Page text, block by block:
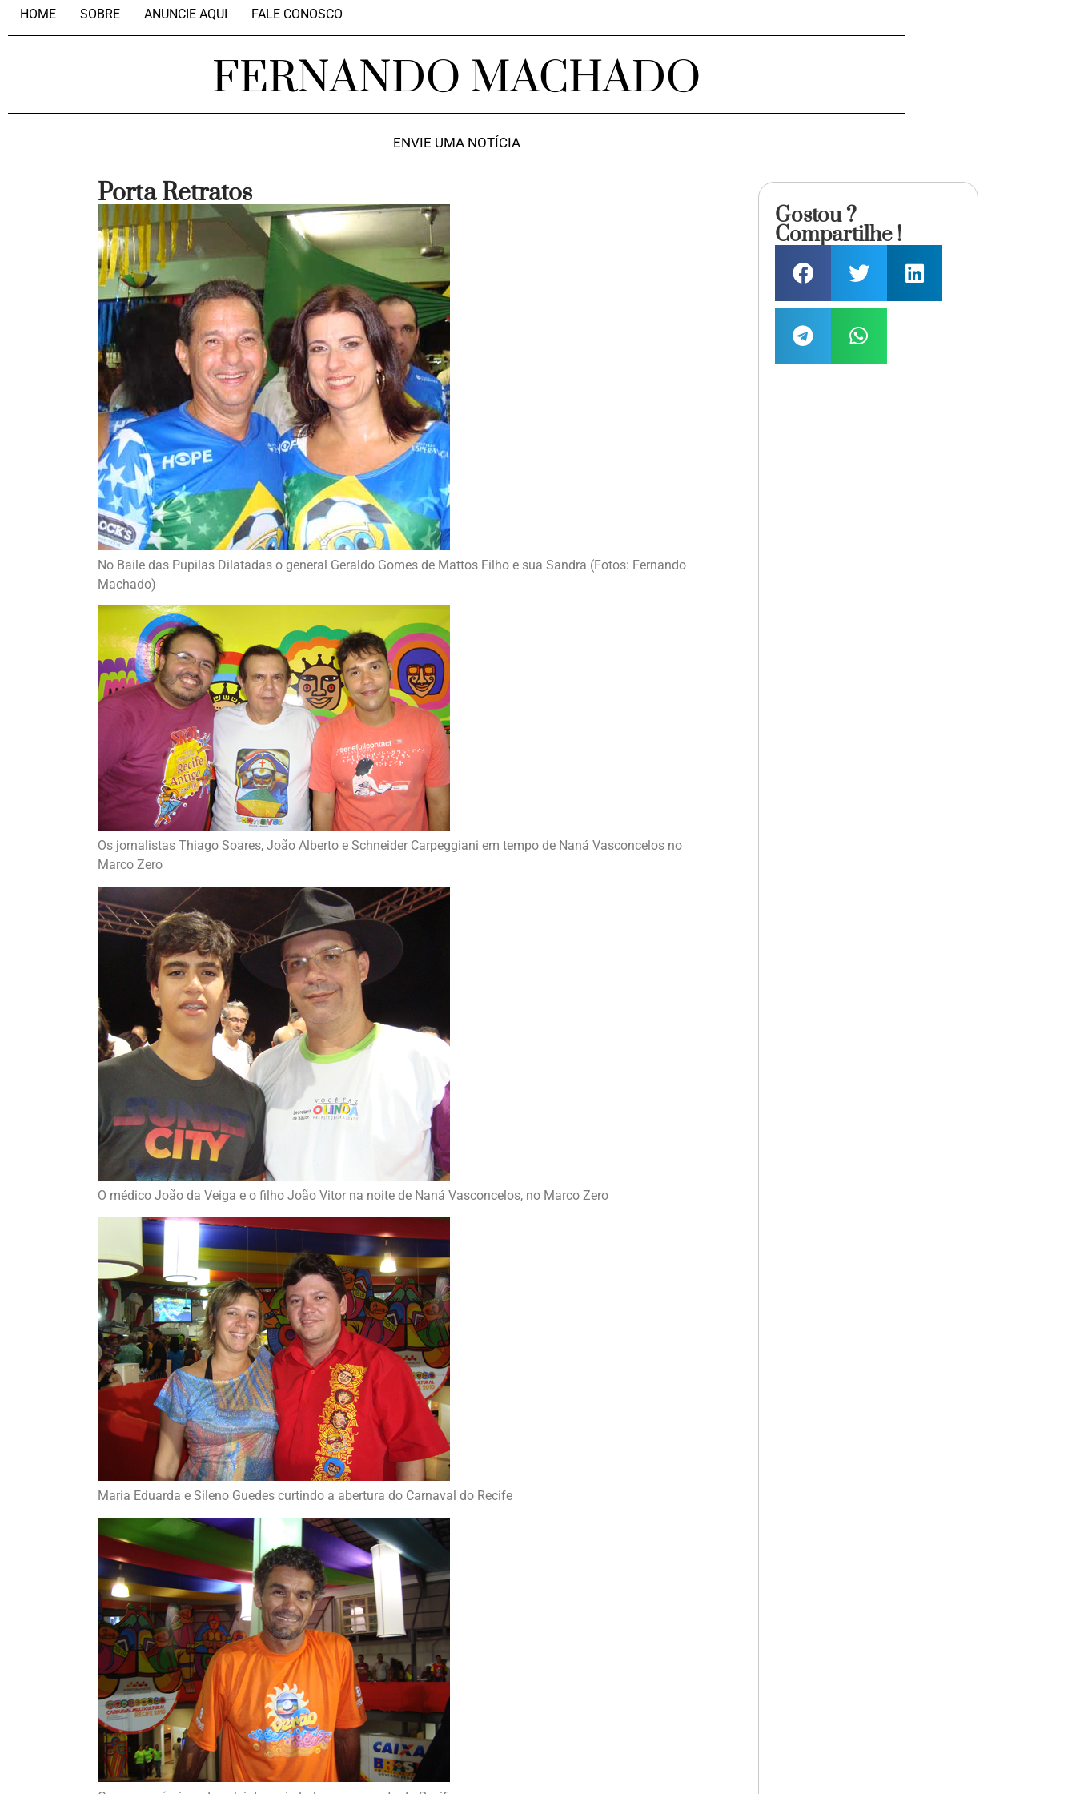
HOME SOBRE ANUNCIE AQUI FALE CONOSCO
FERNANDO MACHADO
ENVIE UMA NOTÍCIA
Porta Retratos
No Baile das Pupilas Dilatadas o general Geraldo Gomes de Mattos Filho e sua Sandra (Fotos: Fernando
Machado)
Os jornalistas Thiago Soares, João Alberto e Schneider Carpeggiani em tempo de Naná Vasconcelos no
Marco Zero
O médico João da Veiga e o filho João Vitor na noite de Naná Vasconcelos, no Marco Zero
Maria Eduarda e Sileno Guedes curtindo a abertura do Carnaval do Recife
Gostou ?
Compartilhe !